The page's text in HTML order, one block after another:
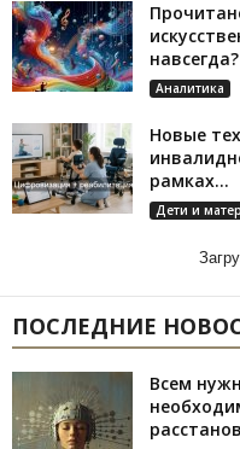
навсегда?
Аналитика
Новые
рамках...
Дети и
ПОСЛЕДНИЕ
Всем